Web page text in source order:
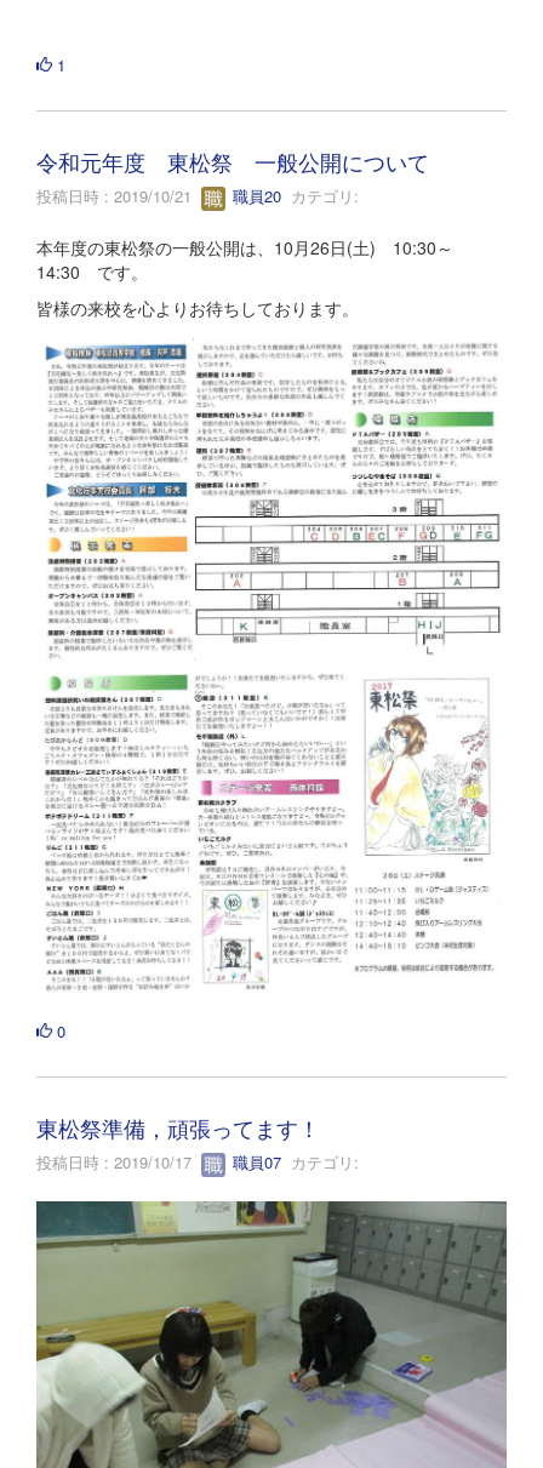
1
令和元年度 東松祭 一般公開について
投稿日時 : 2019/10/21 職員20 カテゴリ:
本年度の東松祭の一般公開は、10月26日(土) 10:30～
14:30 です。
皆様の来校を心よりお待ちしております。
0
東松祭準備，頑張ってます！
投稿日時 : 2019/10/17 職員07 カテゴリ: